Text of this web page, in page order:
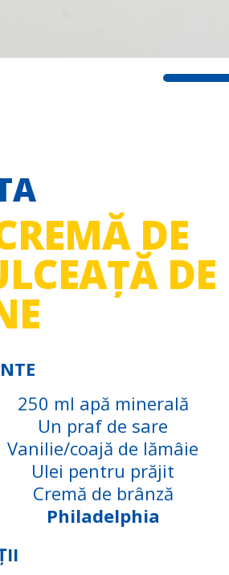
DE
DE
250 ml apă minerală
Un praf de sare
Vanilie/coajă de lămâie
Ulei pentru prăjit
Cremă de brânză
Philadelphia